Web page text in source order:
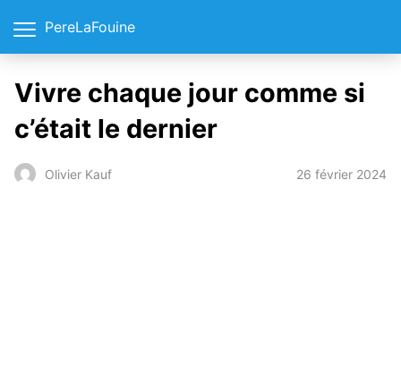
PereLaFouine
Vivre chaque jour comme si
c’était le dernier
Olivier Kauf 26 février 2024